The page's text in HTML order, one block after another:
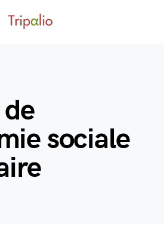
sociale